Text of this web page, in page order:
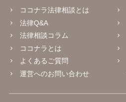
ココナラ法律相談とは
法律Q&A
法律相談コラム
ココナラとは
よくあるご質問
運営へのお問い合わせ